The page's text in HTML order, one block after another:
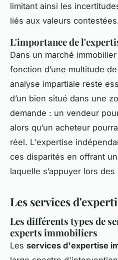
limitant ainsi les
liés aux valeurs
L'importance de
Dans un marché
fonction d’une multitude
analyse impartiale reste
d’un bien situé dans une
demande : un vendeur
alors qu’un acheteur
réel. L'expertise
ces disparités en offrant
laquelle s’appuyer lors
Les services
Les différents types de
experts immobiliers
Les services d'expertise